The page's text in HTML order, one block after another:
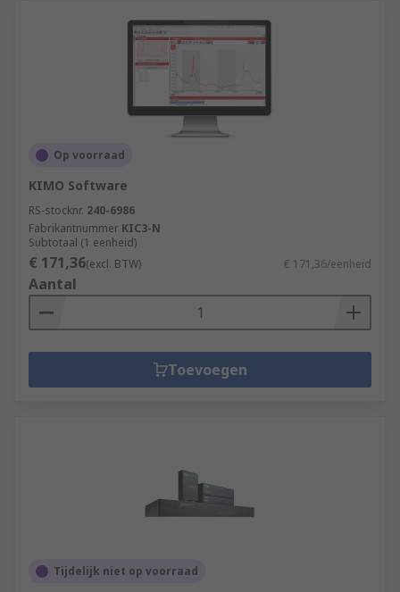
Op voorraad
KIMO Software
RS-stocknr. 240-6986
Fabrikantnummer KIC3-N
Subtotaal (1 eenheid)
€ 171,36(excl. BTW) € 171,36/eenheid
Aantal
Toevoegen
Tijdelijk niet op voorraad